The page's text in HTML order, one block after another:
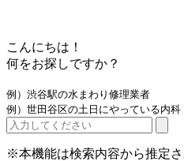
こんにちは！
何をお探しですか？
例）渋谷駅の水まわり修理業者
例）世田谷区の土日にやっている内科
※本機能は検索内容から推定さ